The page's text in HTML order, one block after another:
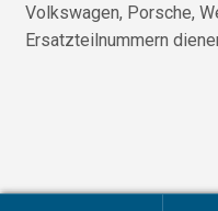
Volkswagen, Porsche,
Ersatzteilnummern
/homepages/u68553/